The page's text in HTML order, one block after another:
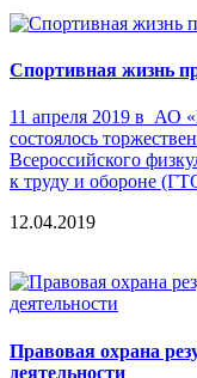
Спортивная жизнь
11 апреля 2019 в АО
состоялось
Всероссийского
к труду и обороне
12.04.2019
Правовая охрана
деятельности